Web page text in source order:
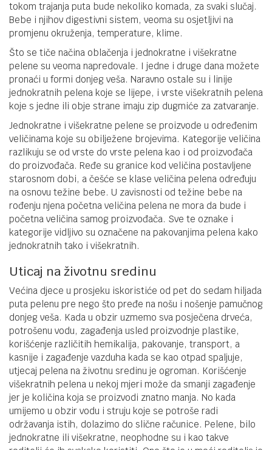
tokom trajanja puta bude nekoliko komada, za svaki slučaj.
Bebe i njihov digestivni sistem, veoma su osjetljivi na
promjenu okruženja, temperature, klime.
Što se tiče načina oblačenja i jednokratne i višekratne
pelene su veoma napredovale. I jedne i druge dana možete
pronaći u formi donjeg veša. Naravno ostale su i linije
jednokratnih pelena koje se lijepe, i vrste višekratnih pelena
koje s jedne ili obje strane imaju zip dugmiće za zatvaranje.
Jednokratne i višekratne pelene se proizvode u određenim
veličinama koje su obilježene brojevima. Kategorije veličina
razlikuju se od vrste do vrste pelena kao i od proizvođača
do proizvođača. Ređe su granice kod veličina postavljene
starosnom dobi, a češće se klase veličina pelena određuju
na osnovu težine bebe. U zavisnosti od težine bebe na
rođenju njena početna veličina pelena ne mora da bude i
početna veličina samog proizvođača. Sve te oznake i
kategorije vidljivo su označene na pakovanjima pelena kako
jednokratnih tako i višekratnih.
Uticaj na životnu sredinu
Većina djece u prosjeku iskoristiće od pet do sedam hiljada
puta pelenu pre nego što pređe na nošu i nošenje pamučnog
donjeg veša. Kada u obzir uzmemo sva posječena drveća,
potrošenu vodu, zagađenja usled proizvodnje plastike,
korišćenje različitih hemikalija, pakovanje, transport, a
kasnije i zagađenje vazduha kada se kao otpad spaljuje,
utjecaj pelena na životnu sredinu je ogroman. Korišćenje
višekratnih pelena u nekoj mjeri može da smanji zagađenje
jer je količina koja se proizvodi znatno manja. No kada
umijemo u obzir vodu i struju koje se potroše radi
održavanja istih, dolazimo do slične računice. Pelene, bilo
jednokratne ili višekratne, neophodne su i kao takve